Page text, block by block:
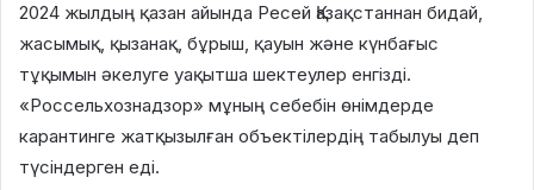
2024 жылдың қазан айында Ресей Қазақстаннан бидай,
жасымық, қызанақ, бұрыш, қауын және күнбағыс
тұқымын әкелуге уақытша шектеулер енгізді.
«Россельхознадзор» мұның себебін өнімдерде
карантинге жатқызылған объектілердің табылуы деп
түсіндерген еді.